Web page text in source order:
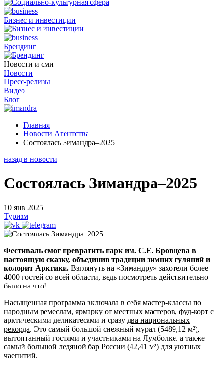
Бизнес и инвестиции
Брендинг
Новости и сми
Новости
Пресс-релизы
Видео
Блог
Главная
Новости Агентства
Состоялась Зимандра–2025
назад в новости
Состоялась Зимандра–2025
10 янв 2025
Туризм
Фестиваль смог превратить парк им. С.Е. Бровцева в
настоящую сказку, объединив традиции зимних гуляний и
колорит Арктики. Взглянуть на «Зимандру» захотели более
4000 гостей со всей области, ведь посмотреть действительно
было на что!
Насыщенная программа включала в себя мастер-классы по
народным ремеслам, ярмарку от местных мастеров, фуд-корт с
арктическими деликатесами и сразу два национальных
рекорда. Это самый большой снежный мурал (5489,12 м²),
вытоптанный гостями и участниками на Лумболке, а также
самый большой ледяной бар России (42,41 м²) для уютных
чаепитий.